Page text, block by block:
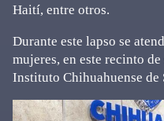
Haití, entre otros.
Durante este lapso se
mujeres, en este recinto
Instituto Chihuahuense de